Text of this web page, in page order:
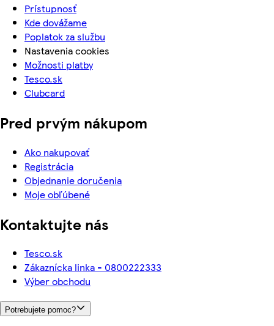
Prístupnosť
Kde dovážame
Poplatok za službu
Nastavenia cookies
Možnosti platby
Tesco.sk
Clubcard
Pred prvým nákupom
Ako nakupovať
Registrácia
Objednanie doručenia
Moje obľúbené
Kontaktujte nás
Tesco.sk
Zákaznícka linka - 0800222333
Výber obchodu
Potrebujete pomoc?